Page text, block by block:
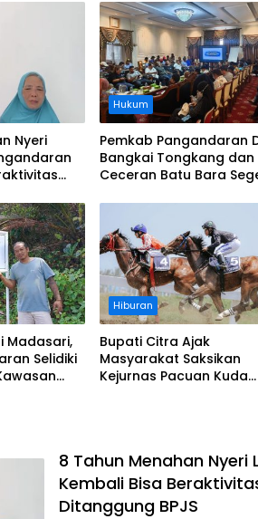
Nyeri
Hukum
Pemkab Pangandaran
Bangkai Tongkang dan
Ceceran Batu Bara
Koordinasi Perusahaan
Madasari,
Selidiki
Hiburan
Bupati Citra Ajak
Masyarakat Saksikan
Kejurnas Pacuan Kuda
8 Tahun Menahan
Kembali Bisa
Ditanggung BPJS